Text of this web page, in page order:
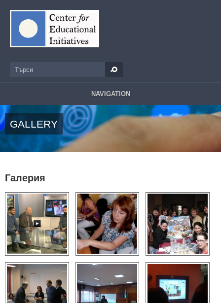
Търси
NAVIGATION
GALLERY
Галерия